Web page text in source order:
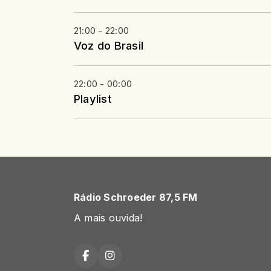
21:00 - 22:00
Voz do Brasil
22:00 - 00:00
Playlist
Rádio Schroeder 87,5 FM
A mais ouvida!